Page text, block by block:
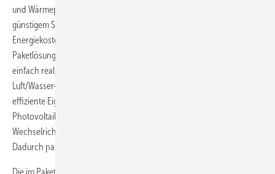
und Wärmepumpe kommen von verschiedenen Anbietern. Mit
günstigem Solarstrom und kostenloser Umweltwärme werden die
Energiekosten deutlich reduziert. Viessmann etwa kommt mit neuen
Paketlösungen für Einfamilienhäuser. Sie lassen sich schnell und
einfach realisieren. Neben hocheffizienten und besonders leisen
Luft/Wasser-Wärmepumpen umfassen die Pakete alles, was für die
effiziente Eigenstromnutzung erforderlich ist: von den
Photovoltaikmodulen inklusive Montagesystem bis zum
Wechselrichter. Alle Komponenten sind aufeinander abgestimmt.
Dadurch passt alles problemlos zusammen.
Die im Paket enthaltenen Luft/Wasser-Wärmepumpen zeichnen sich